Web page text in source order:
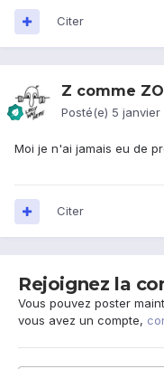
Citer
Z comme
Posté(e) 5 janvier
Moi je n'ai jamais eu de
Citer
Rejoignez la
Vous pouvez poster
vous avez un compte,